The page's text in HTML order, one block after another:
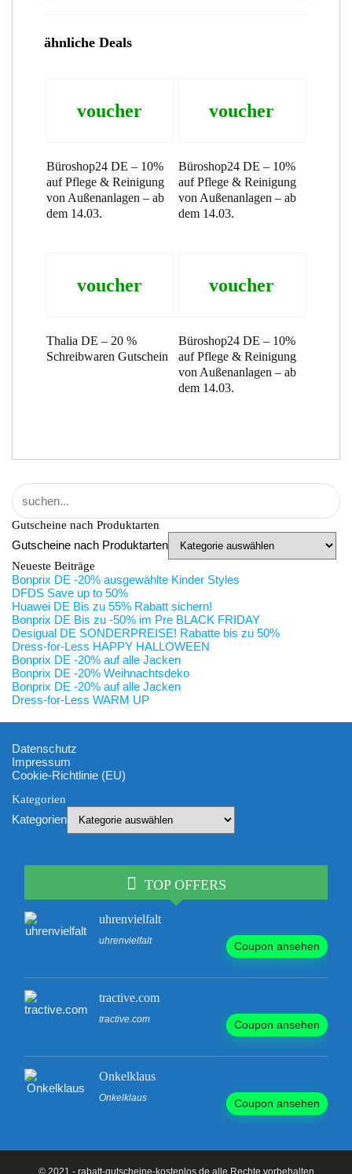
ähnliche Deals
voucher
Büroshop24 DE – 10%
auf Pflege & Reinigung
von Außenanlagen – ab
dem 14.03.
voucher
Büroshop24 DE – 10%
auf Pflege & Reinigung
von Außenanlagen – ab
dem 14.03.
voucher
Thalia DE – 20 %
Schreibwaren Gutschein
voucher
Büroshop24 DE – 10%
auf Pflege & Reinigung
von Außenanlagen – ab
dem 14.03.
Gutscheine nach Produktarten
Gutscheine nach Produktarten
Neueste Beiträge
Bonprix DE -20% ausgewählte Kinder Styles
DFDS Save up to 50%
Huawei DE Bis zu 55% Rabatt sichern!
Bonprix DE Bis zu -50% im Pre BLACK FRIDAY
Desigual DE SONDERPREISE! Rabatte bis zu 50%
Dress-for-Less HAPPY HALLOWEEN
Bonprix DE -20% auf alle Jacken
Bonprix DE -20% Weihnachtsdeko
Bonprix DE -20% auf alle Jacken
Dress-for-Less WARM UP
Datenschutz
Impressum
Cookie-Richtlinie (EU)
Kategorien
Kategorien
TOP OFFERS
uhrenvielfalt
uhrenvielfalt Coupon ansehen
tractive.com
tractive.com Coupon ansehen
Onkelklaus
Onkelklaus Coupon ansehen
© 2021 - rabatt-gutscheine-kostenlos.de alle Rechte vorbehalten